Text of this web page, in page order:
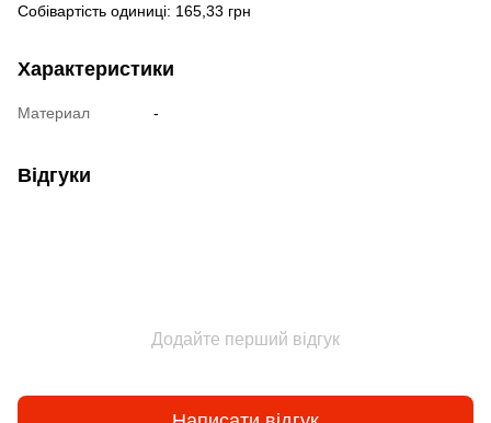
Собівартість одиниці: 165,33 грн
Характеристики
Материал -
Відгуки
Додайте перший відгук